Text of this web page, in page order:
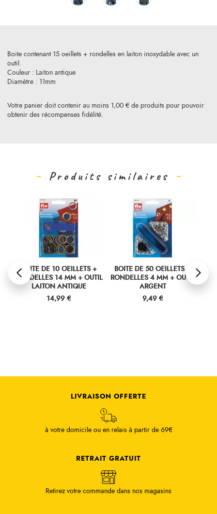
Votre panier doit contenir au moins 1,00 € de produits pour pouvoir
obtenir des récompenses fidélité.
Boite contenant 15 oeillets + rondelles en laiton inoxydable avec un
outil.
Couleur : Laiton antique
Diamètre : 11mm
Produits similaires
BOITE DE 10 OEILLETS +
RONDELLES 14 MM + OUTIL
LAITON ANTIQUE
Prix
14,99 €
BOITE DE 50 OEILLETS +
RONDELLES 4 MM + OUTIL
ARGENT
Prix
9,49 €
LIVRAISON OFFERTE
à votre domicile ou en relais à partir de 69€
RETRAIT GRATUIT
Retirez votre commande dans nos magasins